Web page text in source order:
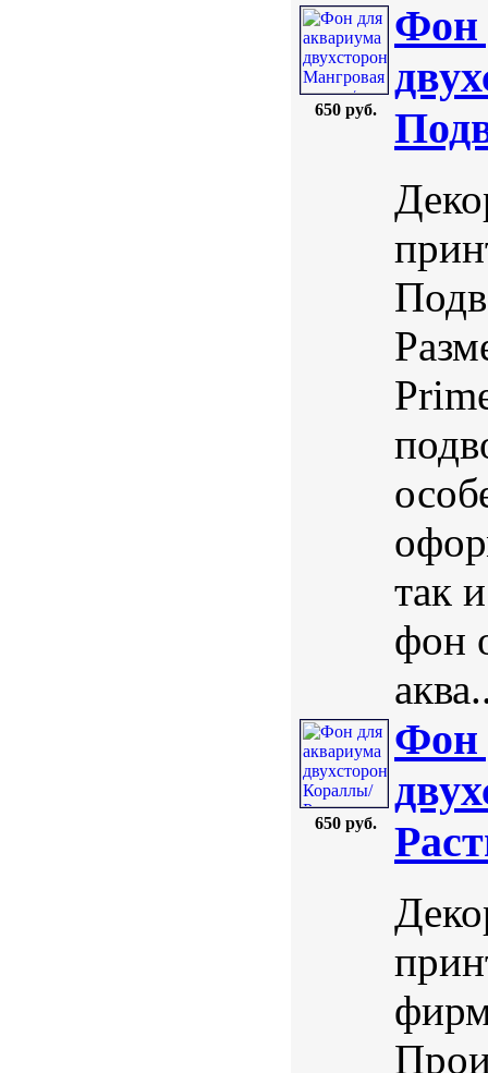
650 руб.
Фон
так
фон
650 руб.
Фон